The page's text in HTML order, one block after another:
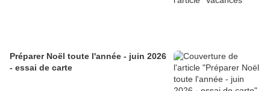
Préparer Noël toute l'année - juin 2026
- essai de carte